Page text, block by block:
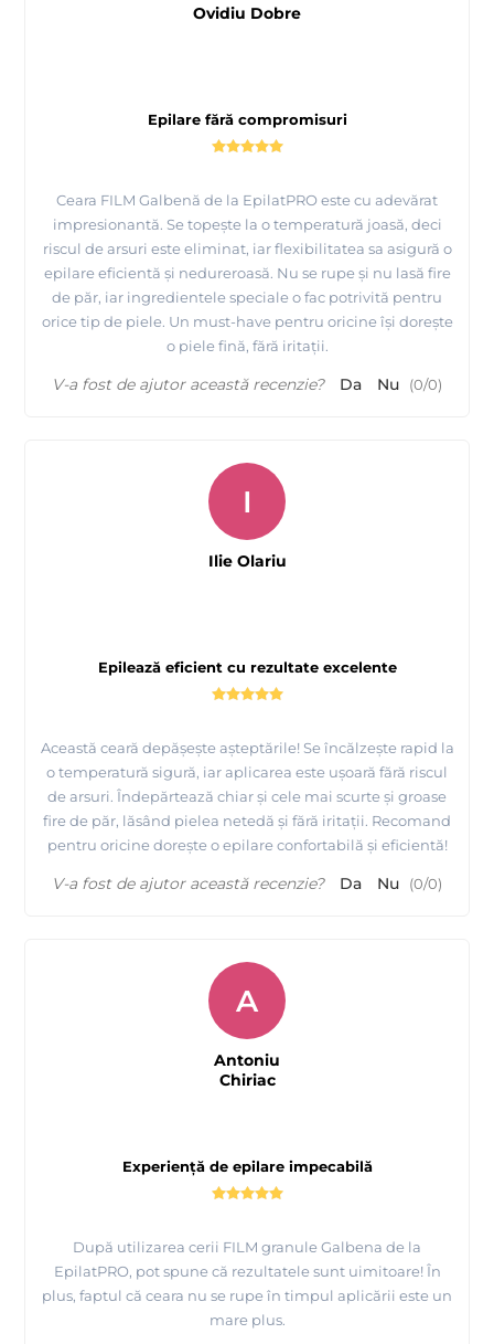
Epilare fără compromisuri
Ceara FILM Galbenă de la EpilatPRO este cu adevărat
impresionantă. Se topește la o temperatură joasă, deci
riscul de arsuri este eliminat, iar flexibilitatea sa asigură o
epilare eficientă și nedureroasă. Nu se rupe și nu lasă fire
de păr, iar ingredientele speciale o fac potrivită pentru
orice tip de piele. Un must-have pentru oricine își dorește
o piele fină, fără iritații.
Ovidiu Dobre
V-a fost de ajutor această recenzie? Da Nu (0/0)
Epilează eficient cu rezultate excelente
Această ceară depășește așteptările! Se încălzește rapid la
o temperatură sigură, iar aplicarea este ușoară fără riscul
de arsuri. Îndepărtează chiar și cele mai scurte și groase
fire de păr, lăsând pielea netedă și fără iritații. Recomand
pentru oricine dorește o epilare confortabilă și eficientă!
I
Ilie Olariu
V-a fost de ajutor această recenzie? Da Nu (0/0)
Experiență de epilare impecabilă
După utilizarea cerii FILM granule Galbena de la
EpilatPRO, pot spune că rezultatele sunt uimitoare! În
plus, faptul că ceara nu se rupe în timpul aplicării este un
mare plus.
A
Antoniu
Chiriac